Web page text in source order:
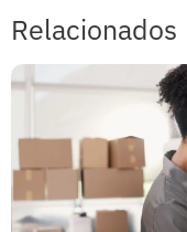
Relacionados